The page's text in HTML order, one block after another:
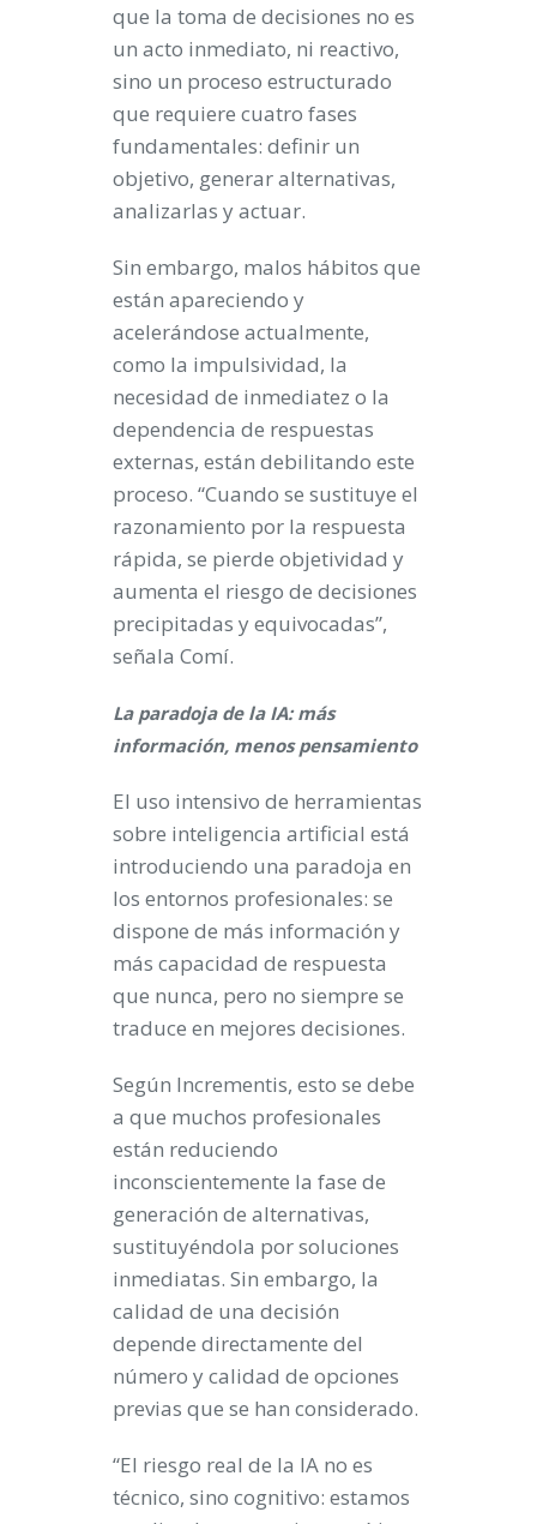
que la toma de decisiones no es
un acto inmediato, ni reactivo,
sino un proceso estructurado
que requiere cuatro fases
fundamentales: definir un
objetivo, generar alternativas,
analizarlas y actuar.
Sin embargo, malos hábitos que
están apareciendo y
acelerándose actualmente,
como la impulsividad, la
necesidad de inmediatez o la
dependencia de respuestas
externas, están debilitando este
proceso. “Cuando se sustituye el
razonamiento por la respuesta
rápida, se pierde objetividad y
aumenta el riesgo de decisiones
precipitadas y equivocadas”,
señala Comí.
La paradoja de la IA: más
información, menos pensamiento
El uso intensivo de herramientas
sobre inteligencia artificial está
introduciendo una paradoja en
los entornos profesionales: se
dispone de más información y
más capacidad de respuesta
que nunca, pero no siempre se
traduce en mejores decisiones.
Según Incrementis, esto se debe
a que muchos profesionales
están reduciendo
inconscientemente la fase de
generación de alternativas,
sustituyéndola por soluciones
inmediatas. Sin embargo, la
calidad de una decisión
depende directamente del
número y calidad de opciones
previas que se han considerado.
“El riesgo real de la IA no es
técnico, sino cognitivo: estamos